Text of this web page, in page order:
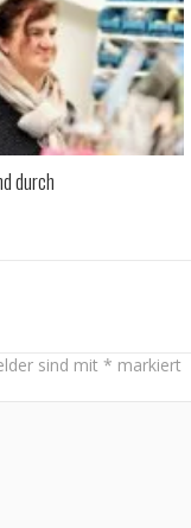
durch
sind mit * markiert